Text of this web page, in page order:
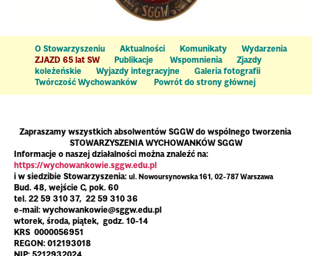
O Stowarzyszeniu Aktualności Komunikaty
Wydarzenia
ZJAZD 65 lat SW
Publikacje Wspomnienia
Zjazdy
koleżeńskie
Wyjazdy integracyjne
Galeria fotografii
Twórczość Wychowanków Powrót do strony głównej
Zapraszamy wszystkich absolwentów SGGW do wspólnego tworzenia
STOWARZYSZENIA WYCHOWANKÓW SGGW
Informacje o naszej działalności można znaleźć na:
https://wychowankowie.sggw.edu.pl
i w siedzibie Stowarzyszenia: ul. Nowoursynowska 161, 02-787 Warszawa
Bud. 48, wejście C, pok. 60
tel. 22 59 310 37, 22 59 310 36
e-mail: wychowankowie@sggw.edu.pl
wtorek, środa, piątek, godz. 10-14
KRS 0000056951
REGON: 012193018